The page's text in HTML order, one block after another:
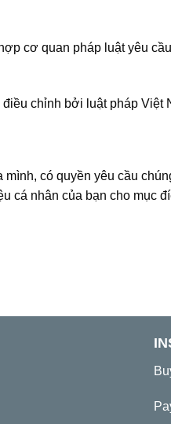
cơ quan pháp luật yêu
chỉnh bởi luật pháp Việt
có quyền yêu cầu
cá nhân của bạn cho mục